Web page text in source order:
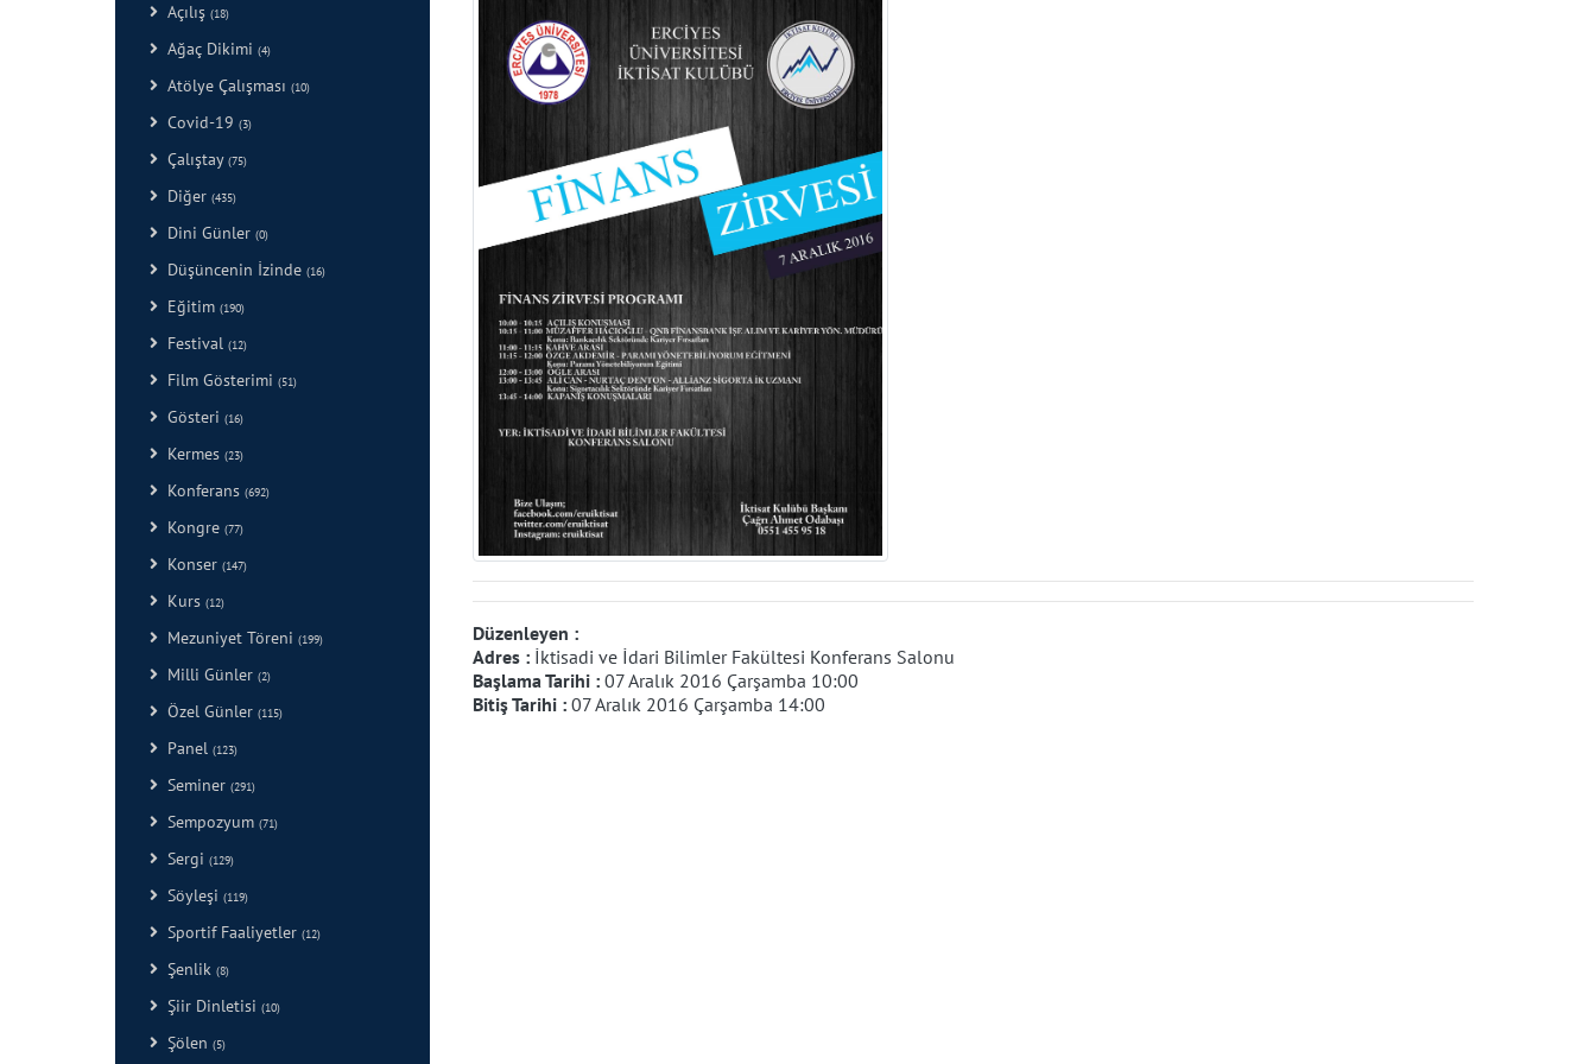
Açılış (18)
Ağaç Dikimi (4)
Atölye Çalışması (10)
Covid-19 (3)
Çalıştay (75)
Diğer (435)
Dini Günler (0)
Düşüncenin İzinde (16)
Eğitim (190)
Festival (12)
Film Gösterimi (51)
Gösteri (16)
Kermes (23)
Konferans (692)
Kongre (77)
Konser (147)
Kurs (12)
Mezuniyet Töreni (199)
Milli Günler (2)
Özel Günler (115)
Panel (123)
Seminer (291)
Sempozyum (71)
Sergi (129)
Söyleşi (119)
Sportif Faaliyetler (12)
Şenlik (8)
Şiir Dinletisi (10)
Şölen (5)
Düzenleyen :
Adres : İktisadi ve İdari Bilimler Fakültesi Konferans Salonu
Başlama Tarihi : 07 Aralık 2016 Çarşamba 10:00
Bitiş Tarihi : 07 Aralık 2016 Çarşamba 14:00